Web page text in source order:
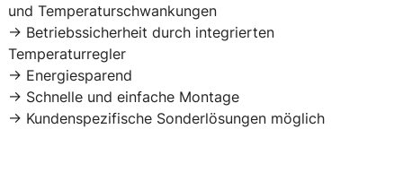
und Temperaturschwankungen
-> Betriebssicherheit durch integrierten
Temperaturregler
-> Energiesparend
-> Schnelle und einfache Montage
-> Kundenspezifische Sonderlösungen möglich